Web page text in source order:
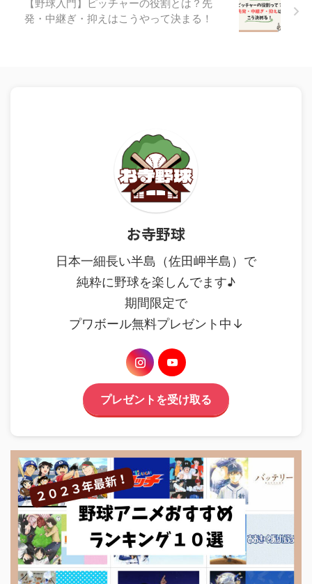
【野球入門】ピッチャーの役割とは？先
発・中継ぎ・抑えはこうやって決まる！
お寺野球
日本一細長い半島（佐田岬半島）で
純粋に野球を楽しんでます♪
期間限定で
プワボール無料プレゼント中↓
プレゼントを受け取る